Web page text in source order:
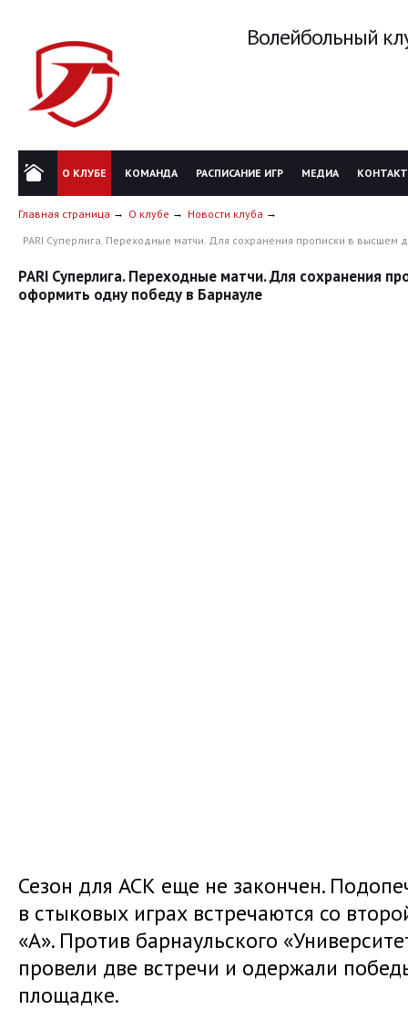
Волейбольный
О КЛУБЕ КОМАНДА РАСПИСАНИЕ ИГР МЕДИА
Главная страница О клубе
Новости клуба
PARI Суперлига. Переходные матчи. Для сохранения прописки в
PARI Суперлига. Переходные матчи. Для сохранения
оформить одну победу в Барнауле
Сезон для АСК еще не закончен.
в стыковых играх встречаются со
«А». Против барнаульского
провели две встречи и одержали
площадке.